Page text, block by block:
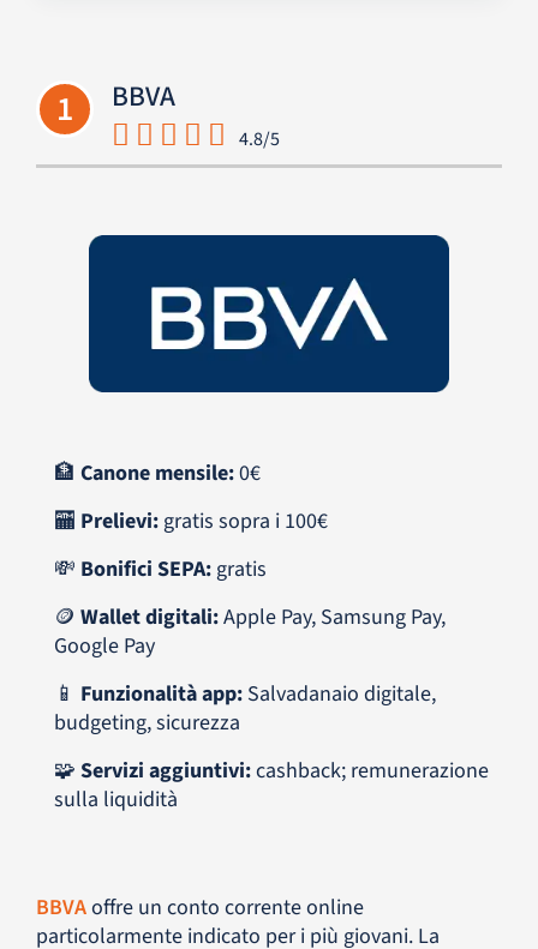
1 BBVA
4.8/5
🏦 Canone mensile:0€
🏧 Prelievi: gratis sopra i 100€
💸 Bonifici SEPA: gratis
🪙 Wallet digitali:Apple Pay, Samsung Pay,
Google Pay
📱 Funzionalità app: Salvadanaio digitale,
budgeting, sicurezza
🧩 Servizi aggiuntivi:cashback; remunerazione
sulla liquidità
BBVAoffre un conto corrente online
particolarmente indicato per i più giovani. La